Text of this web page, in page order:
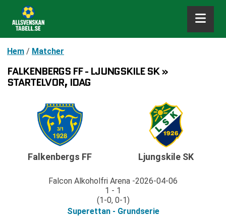
Hem / Matcher
FALKENBERGS FF - LJUNGSKILE SK »
STARTELVOR, IDAG
Falkenbergs FF
Falcon Alkoholfri Arena 2026-04-06
1 - 1
(1-0, 0-1)
Superettan - Grundserie
Ljungskile SK